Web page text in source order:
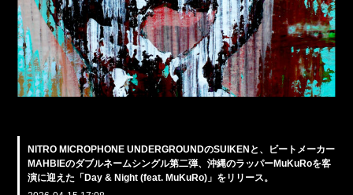
NITRO MICROPHONE UNDERGROUNDのSUIKENと、ビートメーカー
MAHBIEのダブルネームシングル第二弾、沖縄のラッパーMuKuRoを客
演に迎えた「Day & Night (feat. MuKuRo)」をリリース。